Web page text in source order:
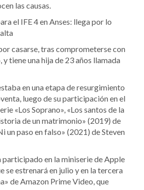
las causas.
el IFE 4 en Anses: llega por lo
casarse, tras comprometerse con
tiene una hija de 23 años llamada
en una etapa de resurgimiento
luego de su participación en el
«Los Soprano», «Los santos de la
de un matrimonio» (2019) de
un paso en falso» (2021) de Steven
en la miniserie de Apple
se estrenará en julio y en la tercera
de Amazon Prime Video, que